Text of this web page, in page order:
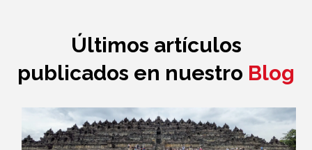
Últimos artículos
publicados en nuestro Blog